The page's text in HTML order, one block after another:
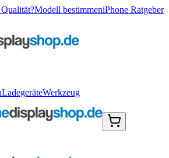
Modell bestimmeniPhone Ratgeber
LadegeräteWerkzeug